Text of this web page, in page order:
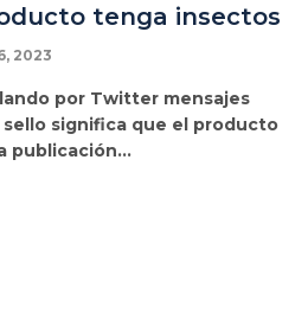
tenga insectos
2023
por Twitter mensajes
sello significa que el producto
publicación…